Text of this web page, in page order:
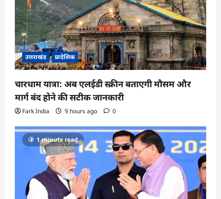
उत्तराखंड प्रादेशिक
चारधाम यात्रा: अब एलईडी स्क्रीन बताएगी मौसम और
मार्ग बंद होने की सटीक जानकारी
Fark India 9 hours ago 0
1 minute read